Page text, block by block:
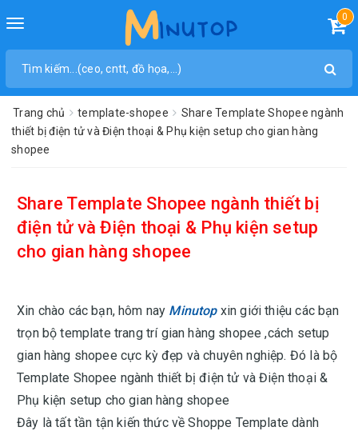
Toggle
0
Trang chủ template-shopee
Share Template Shopee ngành
thiết bị điện tử và Điện thoại & Phụ kiện setup cho gian hàng
shopee
Share Template Shopee ngành thiết bị
điện tử và Điện thoại & Phụ kiện setup
cho gian hàng shopee
Xin chào các bạn, hôm nay Minutopxin giới thiệu các bạn
trọn bộ template trang trí gian hàng shopee ,cách setup
gian hàng shopee cực kỳ đẹp và chuyên nghiệp. Đó là bộ
Template Shopee ngành thiết bị điện tử và Điện thoại &
Phụ kiện setup cho gian hàng shopee
Đây là tất tần tận kiến thức về Shoppe Template dành